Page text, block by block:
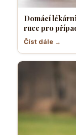
Domácí
ruce pro
Číst dále →